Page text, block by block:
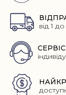
від 1
СЕРВІС